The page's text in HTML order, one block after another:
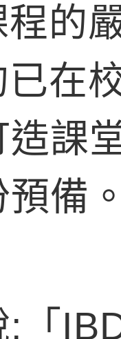
的
在
課
預備
:「